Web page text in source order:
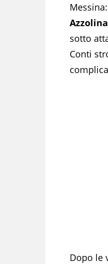
Azzolina
sotto
Conti
Dopo le